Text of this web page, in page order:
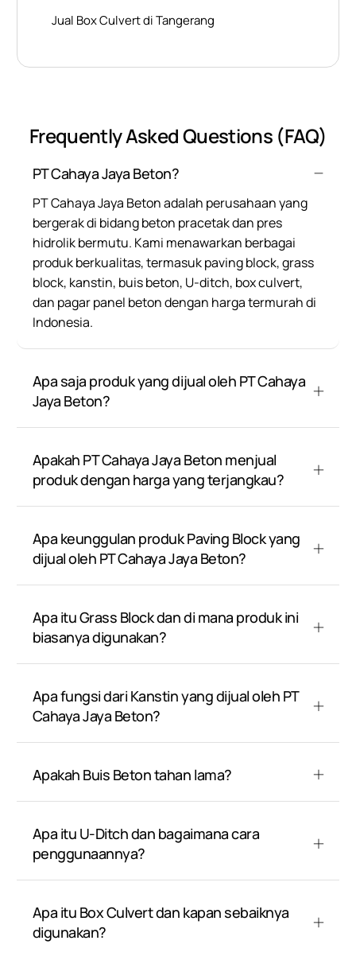
Jual Box Culvert di Tangerang
Frequently Asked Questions (FAQ)
PT Cahaya Jaya Beton?
PT Cahaya Jaya Beton adalah perusahaan yang
bergerak di bidang beton pracetak dan pres
hidrolik bermutu. Kami menawarkan berbagai
produk berkualitas, termasuk paving block, grass
block, kanstin, buis beton, U-ditch, box culvert,
dan pagar panel beton dengan harga termurah di
Indonesia.
Apa saja produk yang dijual oleh PT Cahaya
Jaya Beton?
Apakah PT Cahaya Jaya Beton menjual
produk dengan harga yang terjangkau?
Apa keunggulan produk Paving Block yang
dijual oleh PT Cahaya Jaya Beton?
Apa itu Grass Block dan di mana produk ini
biasanya digunakan?
Apa fungsi dari Kanstin yang dijual oleh PT
Cahaya Jaya Beton?
Apakah Buis Beton tahan lama?
Apa itu U-Ditch dan bagaimana cara
penggunaannya?
Apa itu Box Culvert dan kapan sebaiknya
digunakan?